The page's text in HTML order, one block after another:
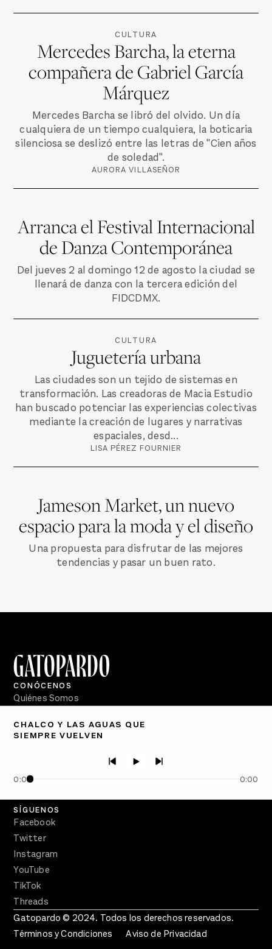
CULTURA
Mercedes Barcha, la eterna
compañera de Gabriel García
Márquez
Mercedes Barcha se libró del olvido. Un día
cualquiera de un tiempo cualquiera, la boticaria
silenciosa se deslizó entre las letras de "Cien años
de soledad".
AURORA VILLASEÑOR
Arranca el Festival Internacional
de Danza Contemporánea
Del jueves 2 al domingo 12 de agosto la ciudad se
llenará de danza con la tercera edición del
FIDCDMX.
CULTURA
Juguetería urbana
Las ciudades son un tejido de sistemas en
transformación. Las creadoras de Macia Estudio
han buscado potenciar las experiencias colectivas
mediante la creación de lugares y narrativas
espaciales, desd...
LISA PÉREZ FOURNIER
Jameson Market, un nuevo
espacio para la moda y el diseño
Una propuesta para disfrutar de las mejores
tendencias y pasar un buen rato.
CHALCO Y LAS AGUAS QUE
SIEMPRE VUELVEN
0:00 0:00
CONÓCENOS
Quiénes Somos
PÓDCASTS
Crecer en Distopía
SÍGUENOS
Facebook
Twitter
Instagram
YouTube
TikTok
Threads
Gatopardo © 2024. Todos los derechos reservados.
Términos y Condiciones
Aviso de Privacidad